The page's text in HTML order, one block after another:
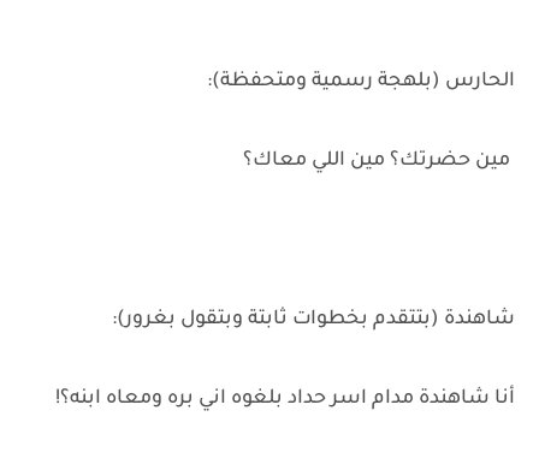
الحارس (بلهجة رسمية ومتحفظة):
مين حضرتك؟ مين اللي معاك؟
شاهندة (بتتقدم بخطوات ثابتة وبتقول بغرور):
أنا شاهندة مدام اسر حداد بلغوه اني بره ومعاه ابنه؟!